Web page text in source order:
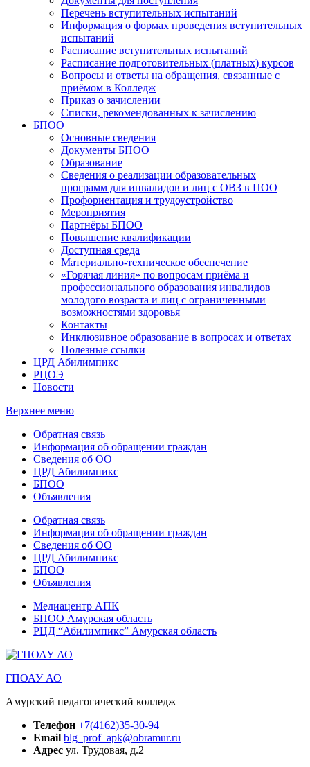
Перечень вступительных испытаний
Информация о формах проведения вступительных
испытаний
Расписание вступительных испытаний
Расписание подготовительных (платных) курсов
Вопросы и ответы на обращения, связанные с
приёмом в Колледж
Приказ о зачислении
Списки, рекомендованных к зачислению
БПОО
Основные сведения
Документы БПОО
Образование
Сведения о реализации образовательных
программ для инвалидов и лиц с ОВЗ в ПОО
Профориентация и трудоустройство
Мероприятия
Партнёры БПОО
Повышение квалификации
Доступная среда
Материально-техническое обеспечение
«Горячая линия» по вопросам приёма и
профессионального образования инвалидов
молодого возраста и лиц с ограниченными
возможностями здоровья
Контакты
Инклюзивное образование в вопросах и ответах
Полезные ссылки
ЦРД Абилимпикс
РЦОЭ
Новости
Верхнее меню
Обратная связь
Информация об обращении граждан
Сведения об ОО
ЦРД Абилимпикс
БПОО
Объявления
Обратная связь
Информация об обращении граждан
Сведения об ОО
ЦРД Абилимпикс
БПОО
Объявления
Медиацентр АПК
БПОО Амурская область
РЦД “Абилимпикс” Амурская область
ГПОАУ АО
Амурский педагогический колледж
Телефон +7(4162)35-30-94
Email blg_prof_apk@obramur.ru
Адрес ул. Трудовая, д.2